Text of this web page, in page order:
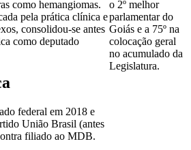
como hemangiomas.
pela prática clínica e
consolidou-se antes
como deputado
federal em 2018 e
União Brasil (antes
filiado ao MDB.
o 2º melhor
parlamentar do
Goiás e a 75º na
colocação geral
no acumulado da
Legislatura.